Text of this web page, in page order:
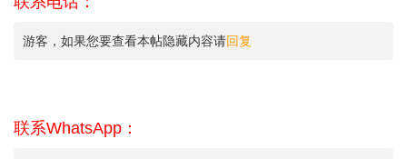
游客，如果您要查看本帖隐藏内容请回复
联系WhatsApp：